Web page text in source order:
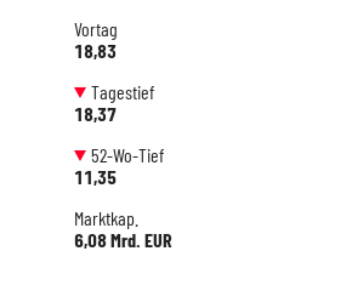
Vortag
18,83
Tagestief
18,37
52-Wo-Tief
11,35
Marktkap.
6,08 Mrd. EUR